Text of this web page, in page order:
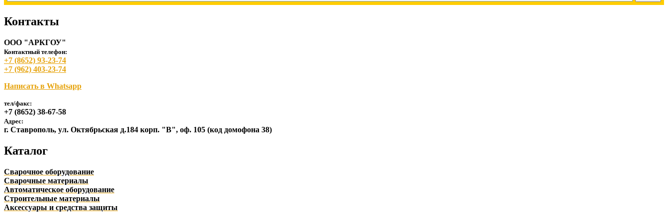
Контакты
ООО "АРКГОУ"
Контактный телефон:
+7 (8652) 93-23-74
+7 (962) 403-23-74
Написать в Whatsapp
тел/факс:
+7 (8652) 38-67-58
Адрес:
г. Ставрополь, ул. Октябрьская д.184 корп. "В", оф. 105 (код домофона 38)
Каталог
Сварочное оборудование
Сварочные материалы
Автоматическое оборудование
Строительные материалы
Аксессуары и средства защиты